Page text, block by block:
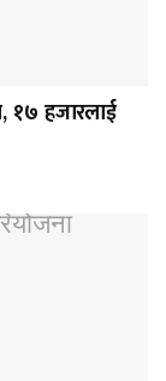
१७ हजारलाई